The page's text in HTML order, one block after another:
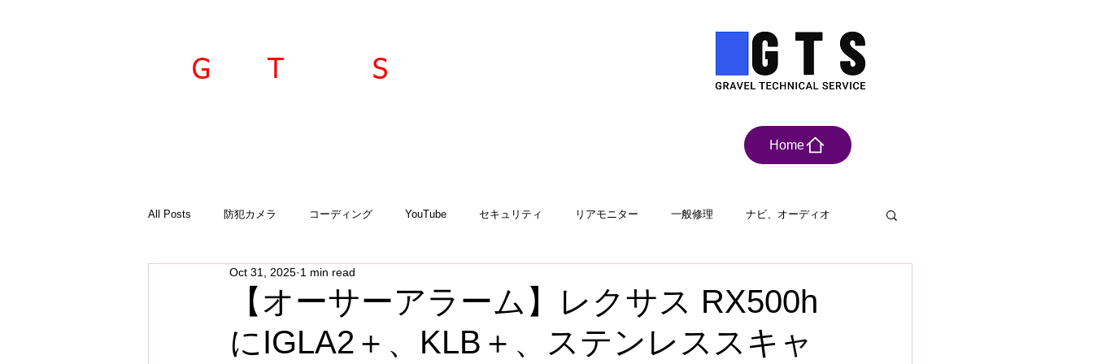
G T S
Home
All Posts 防犯カメラ コーディング YouTube セキュリティ リアモニター 一般修理 ナビ、オーディオ
ご案内 診断機
GTSプラド オーサーアラーム アルゴスD1 iCELL 故障診断
【オーサーアラーム】レクサス RX500h
にIGLA2＋、KLB＋、ステンレススキャ
Oct 31, 2025 1 min read